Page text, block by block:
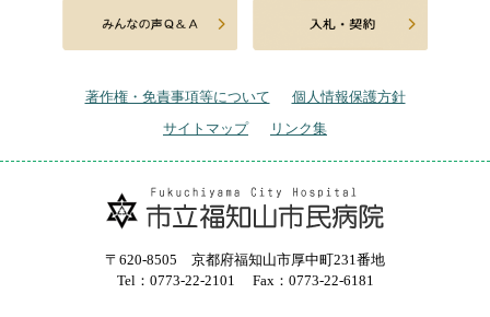
著作権・免責事項等について
個人情報保護方針
サイトマップ
リンク集
〒620-8505 京都府福知山市厚中町231番地
Tel：0773-22-2101
Fax：0773-22-6181